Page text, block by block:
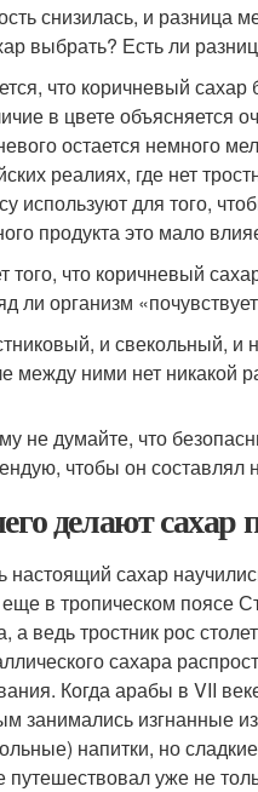
снизилась, и разница
выбрать? Есть ли
что коричневый сахар
в цвете объясняется
остается немного
реалиях, где нет
используют для того,
продукта это мало
того, что коричневый
ли организм
и свекольный, и
между ними нет никакой
не думайте, что
чтобы он
делают
настоящий сахар
еще в тропическом поясе
а ведь тростник рос
сахара
Когда арабы в VII
занимались изгнанные
напитки, но
путешествовал уже не